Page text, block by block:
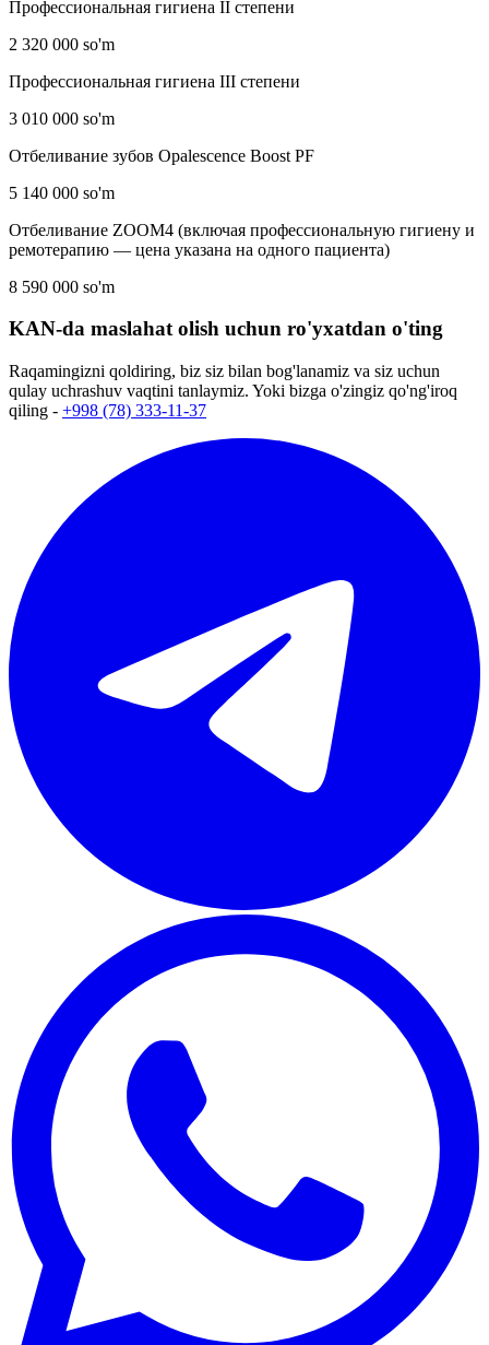
Профессиональная гигиена II степени
2 320 000 so'm
Профессиональная гигиена III степени
3 010 000 so'm
Отбеливание зубов Opalescence Boost PF
5 140 000 so'm
Отбеливание ZOOM4 (включая профессиональную гигиену и
ремотерапию — цена указана на одного пациента)
8 590 000 so'm
KAN-da maslahat olish uchun ro'yxatdan o'ting
Raqamingizni qoldiring, biz siz bilan bog'lanamiz va siz uchun
qulay uchrashuv vaqtini tanlaymiz. Yoki bizga o'zingiz qo'ng'iroq
qiling - +998 (78) 333-11-37